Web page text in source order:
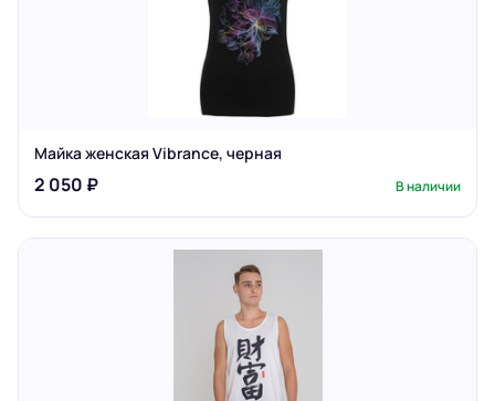
Майка женская Vibrance, черная
2 050 ₽ В наличии